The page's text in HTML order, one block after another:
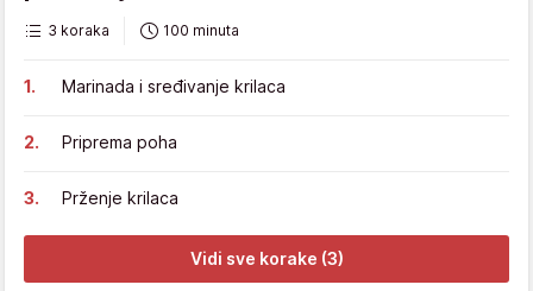
3 koraka 100 minuta
Marinada i sređivanje krilaca
Priprema poha
Prženje krilaca
Vidi sve korake (3)